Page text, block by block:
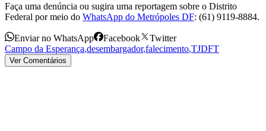
Faça uma denúncia ou sugira uma reportagem sobre o Distrito
Federal por meio do WhatsApp do Metrópoles DF: (61) 9119-8884.
Enviar no WhatsApp Facebook
Twitter
Campo da Esperança,desembargador,falecimento,TJDFT
Ver Comentários